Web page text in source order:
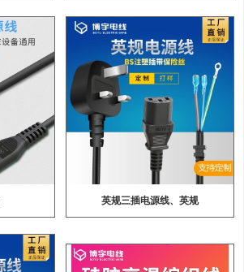
英规三插电源线、英规